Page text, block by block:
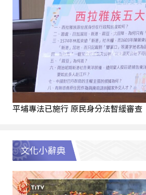
平埔專法已施行 原民身分法暫緩審查
文化小辭典